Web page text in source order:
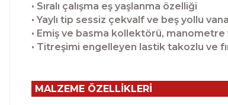
• Sıralı çalışma eş yaşlanma özelliği
• Yaylı tip sessiz çekvalf ve beş yollu vana
• Emiş ve basma kollektörü, manometre
• Titreşimi engelleyen lastik takozlu ve
MALZEME ÖZELLİKLERİ